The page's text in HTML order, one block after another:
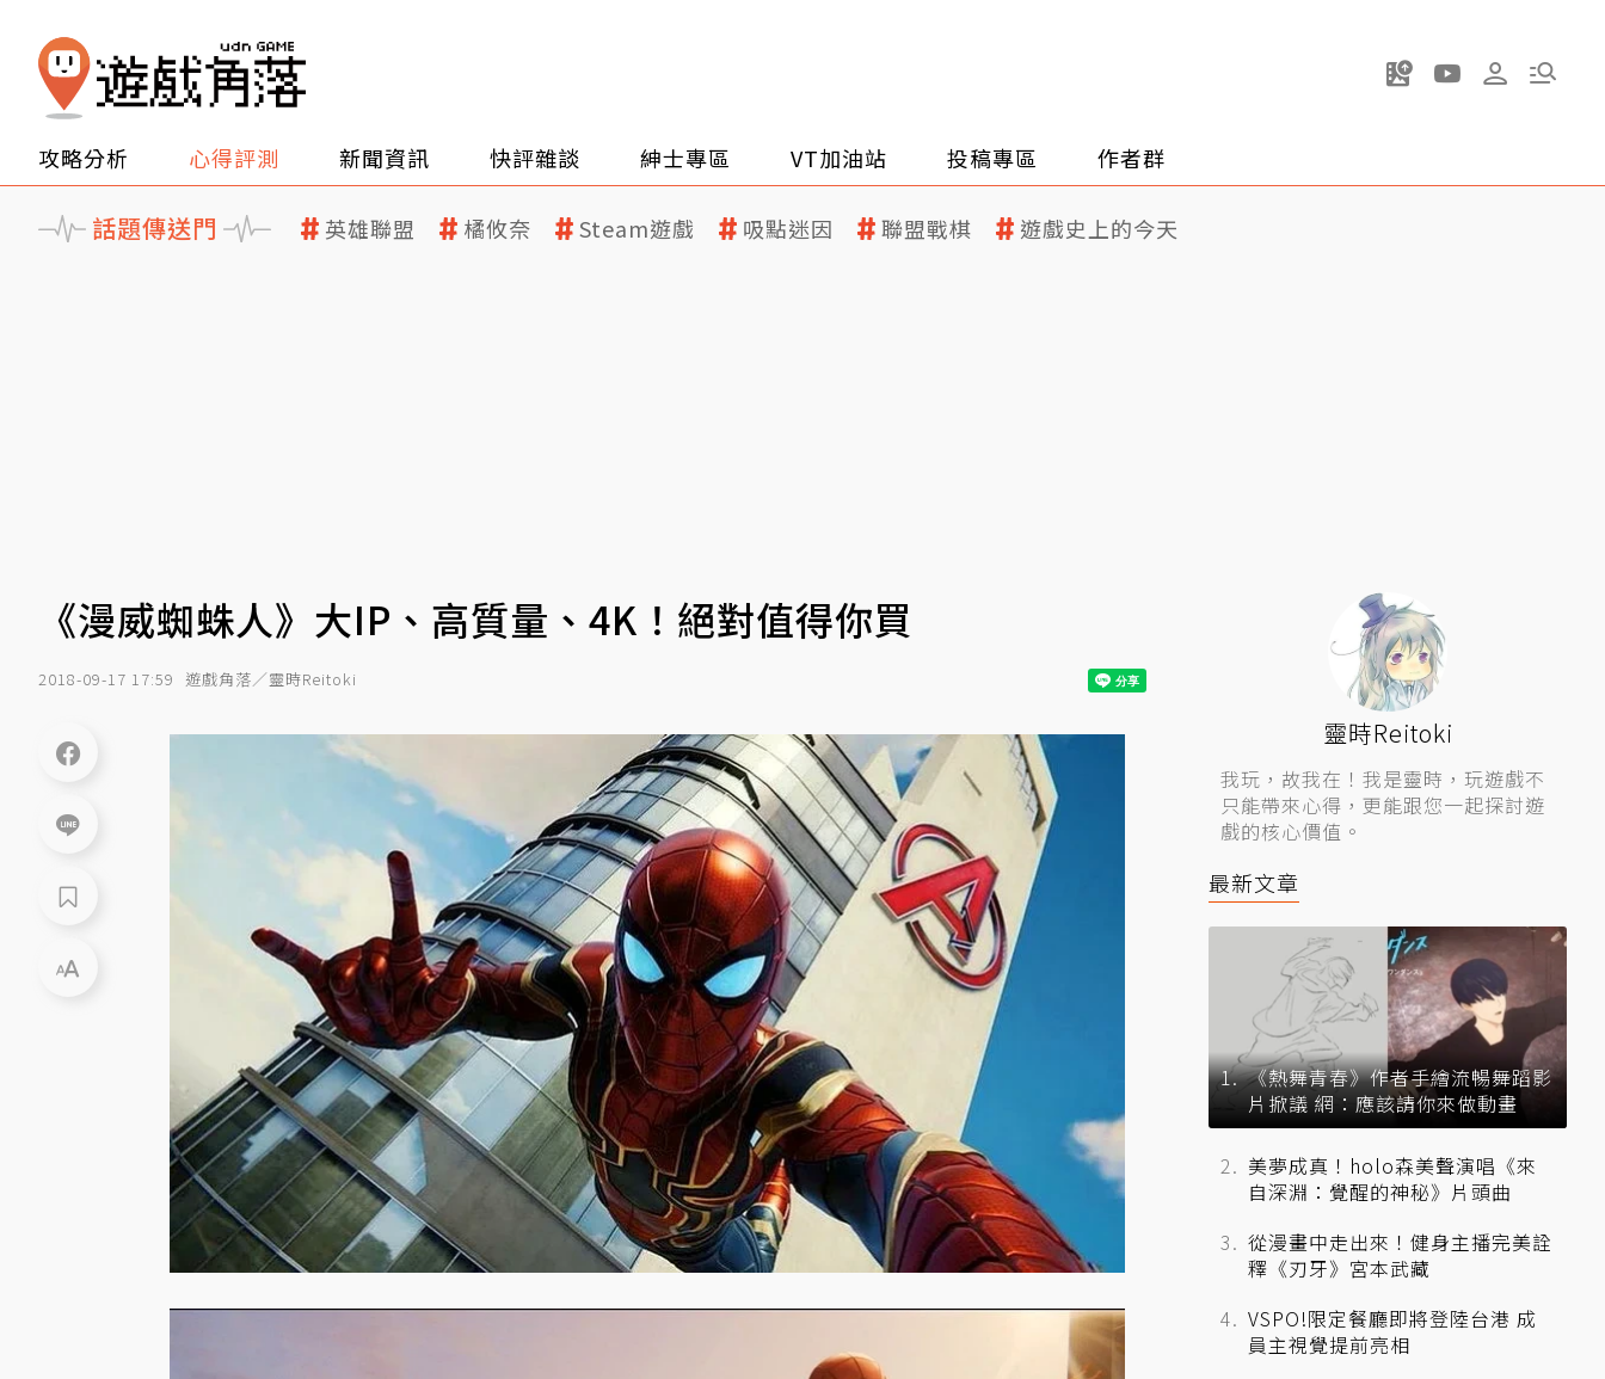
攻略分析 心得評測 新聞資訊 快評雜談 紳士專區 VT加油站 投稿專區 作者群
話題傳送門 英雄聯盟 橘攸奈 Steam遊戲 吸點迷因 聯盟戰棋 遊戲史上的今天
《漫威蜘蛛人》大IP、高質量、4K！絕對值得你買
2018-09-17 17:59 遊戲角落／靈時Reitoki
靈時Reitoki
我玩，故我在！我是靈時，玩遊戲不
只能帶來心得，更能跟您一起探討遊
戲的核心價值。
最新文章
《熱舞青春》作者手繪流暢舞蹈影
片掀議 網：應該請你來做動畫
美夢成真！holo森美聲演唱《來
自深淵：覺醒的神秘》片頭曲
從漫畫中走出來！健身主播完美詮
釋《刃牙》宮本武藏
VSPO!限定餐廳即將登陸台港 成
員主視覺提前亮相